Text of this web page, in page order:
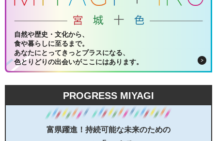
自然や歴史・文化から、
食や暮らしに至るまで。
あなたにとってきっとプラスになる、
色とりどりの出会いがここにはあります。
PROGRESS MIYAGI
富県躍進！持続可能な未来のための